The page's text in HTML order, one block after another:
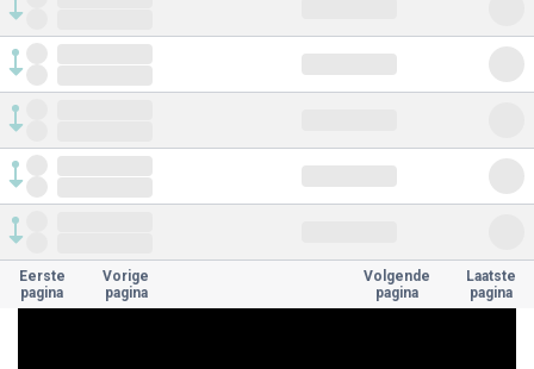
Eerste
pagina
Vorige
pagina
Volgende
pagina
Laatste
pagina